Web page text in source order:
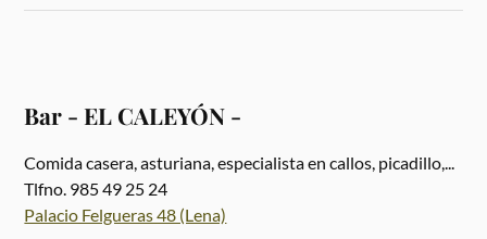
Bar - EL CALEYÓN -
Comida casera, asturiana, especialista en callos, picadillo,...
Tlfno. 985 49 25 24
Palacio Felgueras 48 (Lena)